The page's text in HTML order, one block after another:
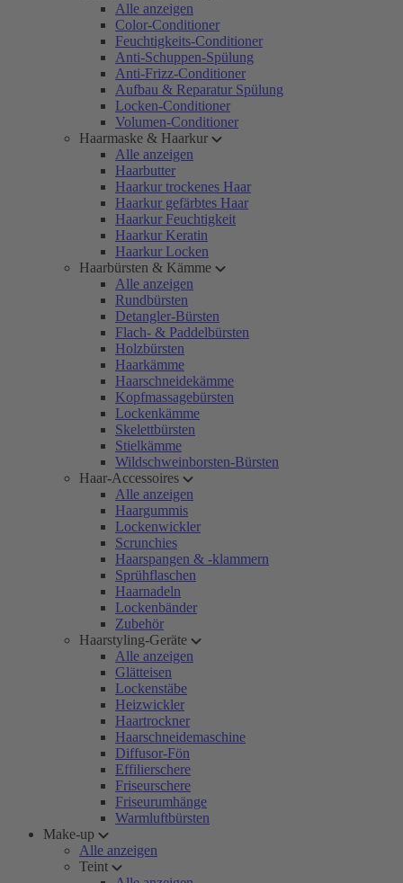
Alle anzeigen
Color-Conditioner
Feuchtigkeits-Conditioner
Anti-Schuppen-Spülung
Anti-Frizz-Conditioner
Aufbau & Reparatur Spülung
Locken-Conditioner
Volumen-Conditioner
Haarmaske & Haarkur
Alle anzeigen
Haarbutter
Haarkur trockenes Haar
Haarkur gefärbtes Haar
Haarkur Feuchtigkeit
Haarkur Keratin
Haarkur Locken
Haarbürsten & Kämme
Alle anzeigen
Rundbürsten
Detangler-Bürsten
Flach- & Paddelbürsten
Holzbürsten
Haarkämme
Haarschneidekämme
Kopfmassagebürsten
Lockenkämme
Skelettbürsten
Stielkämme
Wildschweinborsten-Bürsten
Haar-Accessoires
Alle anzeigen
Haargummis
Lockenwickler
Scrunchies
Haarspangen & -klammern
Sprühflaschen
Haarnadeln
Lockenbänder
Zubehör
Haarstyling-Geräte
Alle anzeigen
Glätteisen
Lockenstäbe
Heizwickler
Haartrockner
Haarschneidemaschine
Diffusor-Fön
Effilierschere
Friseurschere
Friseurumhänge
Warmluftbürsten
Make-up
Alle anzeigen
Teint